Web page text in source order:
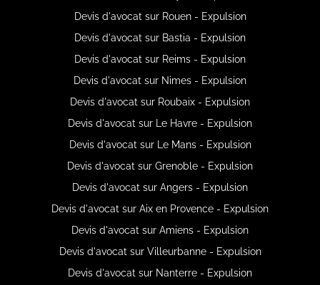
Devis d'avocat sur Rouen - Expulsion
Devis d'avocat sur Bastia - Expulsion
Devis d'avocat sur Reims - Expulsion
Devis d'avocat sur Nimes - Expulsion
Devis d'avocat sur Roubaix - Expulsion
Devis d'avocat sur Le Havre - Expulsion
Devis d'avocat sur Le Mans - Expulsion
Devis d'avocat sur Grenoble - Expulsion
Devis d'avocat sur Angers - Expulsion
Devis d'avocat sur Aix en Provence - Expulsion
Devis d'avocat sur Amiens - Expulsion
Devis d'avocat sur Villeurbanne - Expulsion
Devis d'avocat sur Nanterre - Expulsion